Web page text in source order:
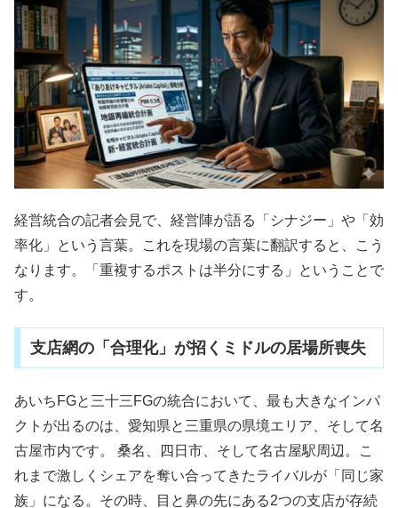
経営統合の記者会見で、経営陣が語る「シナジー」や「効
率化」という言葉。これを現場の言葉に翻訳すると、こう
なります。「重複するポストは半分にする」ということで
す。
支店網の「合理化」が招くミドルの居場所喪失
あいちFGと三十三FGの統合において、最も大きなインパ
クトが出るのは、愛知県と三重県の県境エリア、そして名
古屋市内です。 桑名、四日市、そして名古屋駅周辺。こ
れまで激しくシェアを奪い合ってきたライバルが「同じ家
族」になる。その時、目と鼻の先にある2つの支店が存続